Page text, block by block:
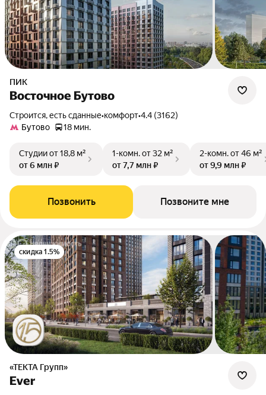
ПИК
Восточное Бутово
Строится, есть сданные•комфорт•4.4 (3162)
Бутово
18 мин.
Студииот 18,8 м²
от 6 млн ₽
1-комн.от 32 м²
от 7,7 млн ₽
2-комн.от 46 м²
от 9,9 млн ₽
Позвонить Позвоните мне
скидка 1.5%
«ТЕКТА Групп»
Ever